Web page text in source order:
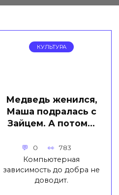
КУЛЬТУРА
Медведь женился,
Маша подралась с
Зайцем. А потом…
0 783
Компьютерная
зависимость до добра не
доводит.